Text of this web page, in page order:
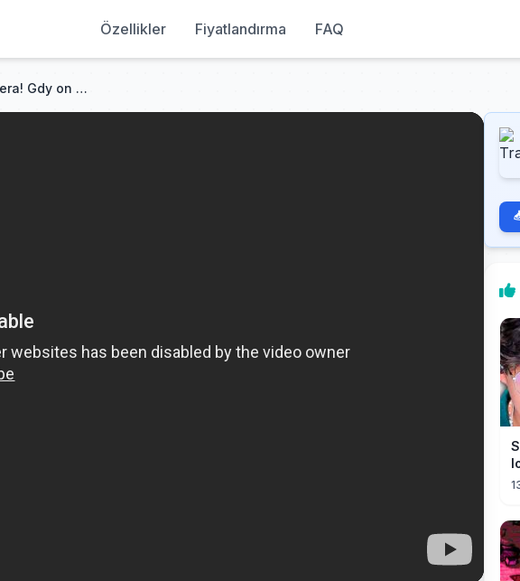
Özellikler Fiyatlandırma FAQ
Sierota zostaje żoną miliardera! Gdy on się budzi, prawda wychodzi na jaw 😱